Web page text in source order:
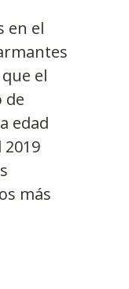
en el
el
de
edad
más